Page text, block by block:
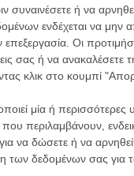
συναινέσετε ή να
ενδέχεται να μην
Οι
σας ή να ανακαλέσετε
κλικ στο κουμπί
μία ή περισσότερες
περιλαμβάνουν,
να δώσετε ή να
των δεδομένων σας
Εγγράψου
Θέλω